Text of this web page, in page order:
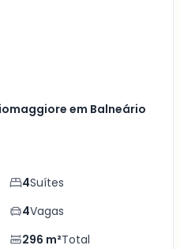
em Balneário
4Suítes
4Vagas
296 m²Total